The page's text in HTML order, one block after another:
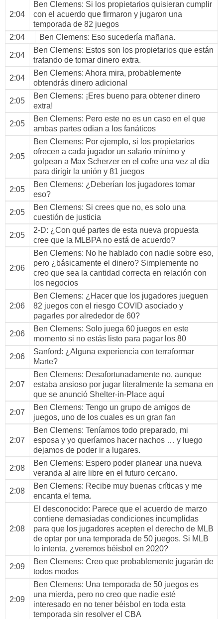
2:04
Ben Clemens: Si los propietarios quisieran cumplir
con el acuerdo que firmaron y jugaron una
temporada de 82 juegos
2:04
Ben Clemens: Eso sucedería mañana.
2:04
Ben Clemens: Estos son los propietarios que están
tratando de tomar dinero extra.
2:04
Ben Clemens: Ahora mira, probablemente
obtendrás dinero adicional
2:05
Ben Clemens: ¡Eres bueno para obtener dinero
extra!
2:05
Ben Clemens: Pero este no es un caso en el que
ambas partes odian a los fanáticos
2:05
Ben Clemens: Por ejemplo, si los propietarios
ofrecen a cada jugador un salario mínimo y
golpean a Max Scherzer en el cofre una vez al día
para dirigir la unión y 81 juegos
2:05
Ben Clemens: ¿Deberían los jugadores tomar
eso?
2:05
Ben Clemens: Si crees que no, es solo una
cuestión de justicia
2:05
2-D: ¿Con qué partes de esta nueva propuesta
cree que la MLBPA no está de acuerdo?
2:06
Ben Clemens: No he hablado con nadie sobre eso,
pero ¿básicamente el dinero? Simplemente no
creo que sea la cantidad correcta en relación con
los negocios
2:06
Ben Clemens: ¿Hacer que los jugadores jueguen
82 juegos con el riesgo COVID asociado y
pagarles por alrededor de 60?
2:06
Ben Clemens: Solo juega 60 juegos en este
momento si no estás listo para pagar los 80
2:06
Sanford: ¿Alguna experiencia con terraformar
Marte?
2:07
Ben Clemens: Desafortunadamente no, aunque
estaba ansioso por jugar literalmente la semana en
que se anunció Shelter-in-Place aquí
2:07
Ben Clemens: Tengo un grupo de amigos de
juegos, uno de los cuales es un gran fan
2:07
Ben Clemens: Teníamos todo preparado, mi
esposa y yo queríamos hacer nachos … y luego
dejamos de poder ir a lugares.
2:08
Ben Clemens: Espero poder planear una nueva
veranda al aire libre en el futuro cercano.
2:08
Ben Clemens: Recibe muy buenas críticas y me
encanta el tema.
2:08
El desconocido: Parece que el acuerdo de marzo
contiene demasiadas condiciones incumplidas
para que los jugadores acepten el derecho de MLB
de optar por una temporada de 50 juegos. Si MLB
lo intenta, ¿veremos béisbol en 2020?
2:09
Ben Clemens: Creo que probablemente jugarán de
todos modos
2:09
Ben Clemens: Una temporada de 50 juegos es
una mierda, pero no creo que nadie esté
interesado en no tener béisbol en toda esta
temporada sin resolver el CBA